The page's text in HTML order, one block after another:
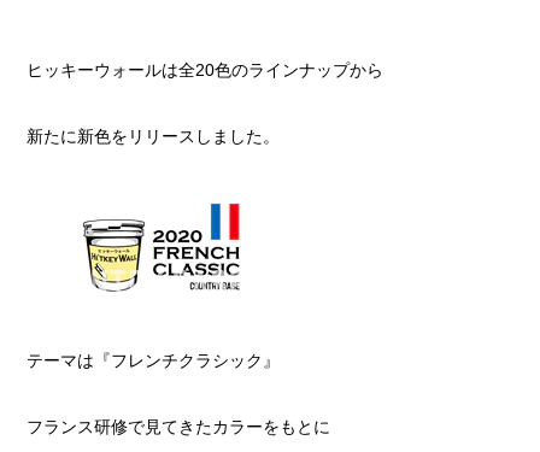
ヒッキーウォールは全20色のラインナップから
新たに新色をリリースしました。
テーマは『フレンチクラシック』
フランス研修で見てきたカラーをもとに